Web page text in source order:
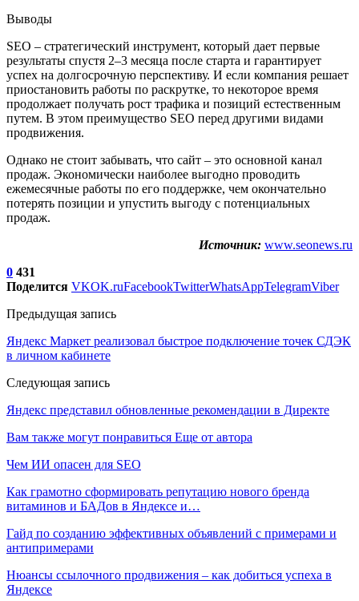
Выводы
SEO – стратегический инструмент, который дает первые
результаты спустя 2–3 месяца после старта и гарантирует
успех на долгосрочную перспективу. И если компания решает
приостановить работы по раскрутке, то некоторое время
продолжает получать рост трафика и позиций естественным
путем. В этом преимущество SEO перед другими видами
продвижения.
Однако не стоит забывать, что сайт – это основной канал
продаж. Экономически наиболее выгодно проводить
ежемесячные работы по его поддержке, чем окончательно
потерять позиции и упустить выгоду с потенциальных
продаж.
Источник: www.seonews.ru
0 431
Поделится VKOK.ruFacebookTwitterWhatsAppTelegramViber
Предыдущая запись
Яндекс Маркет реализовал быстрое подключение точек СДЭК
в личном кабинете
Следующая запись
Яндекс представил обновленные рекомендации в Директе
Вам также могут понравиться Еще от автора
Чем ИИ опасен для SEO
Как грамотно сформировать репутацию нового бренда
витаминов и БАДов в Яндексе и…
Гайд по созданию эффективных объявлений с примерами и
антипримерами
Нюансы ссылочного продвижения – как добиться успеха в
Яндексе